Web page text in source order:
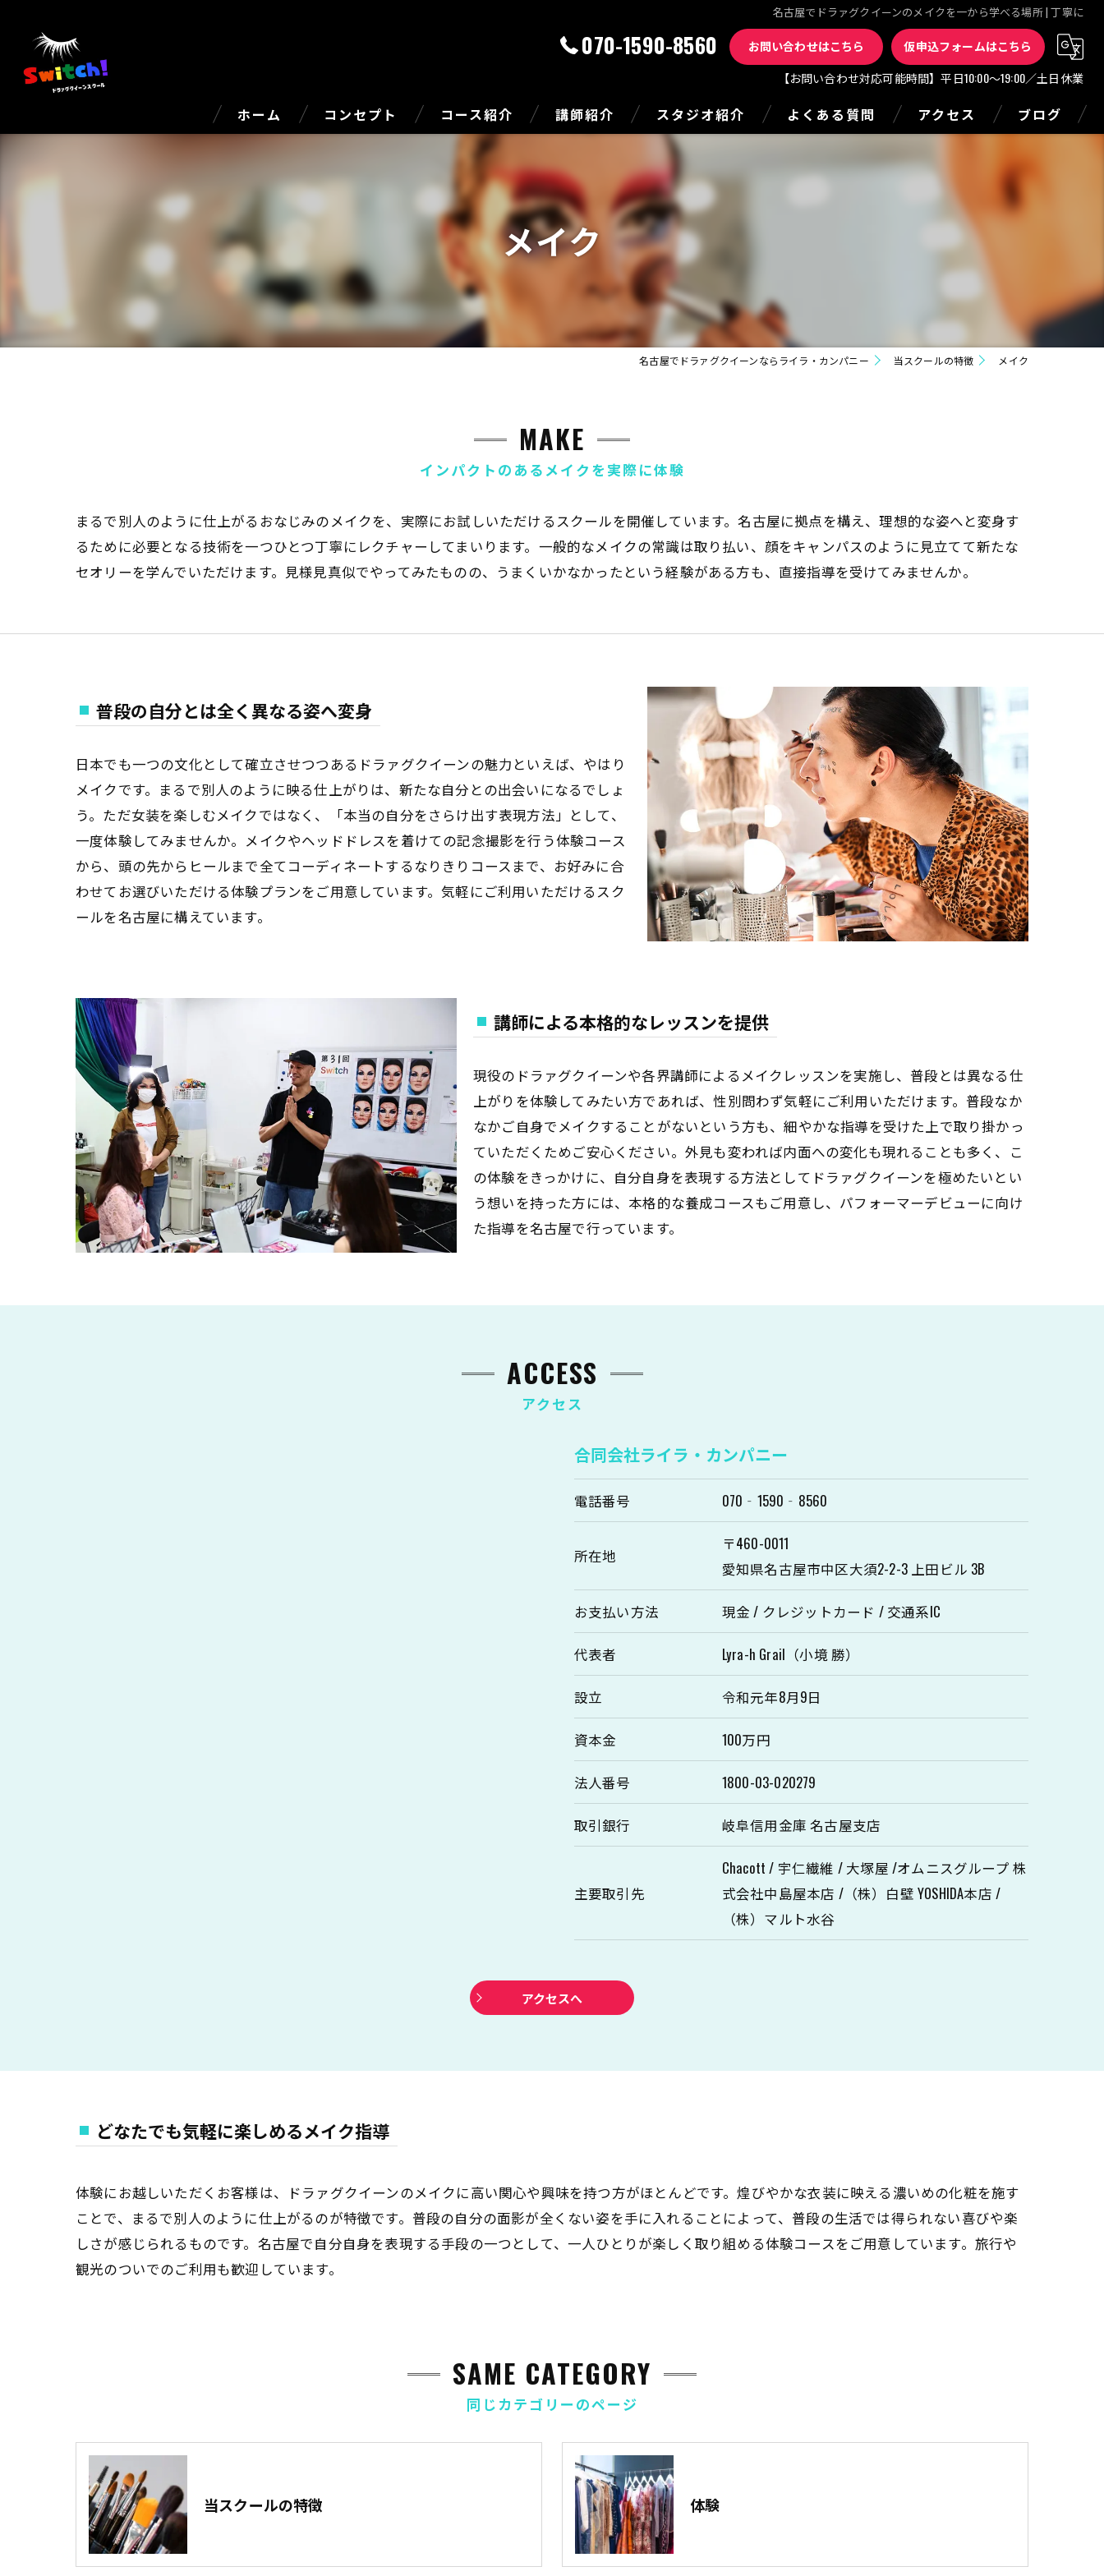
名古屋でドラァグクイーンのメイクを一から学べる場所 | 丁寧に
070-1590-8560 お問い合わせはこちら
仮申込フォームはこちら
【お問い合わせ対応可能時間】平日10:00～19:00／土日休業
ホーム コンセプト コース紹介 講師紹介 スタジオ紹介 よくある質問 アクセス ブログ
メイク
名古屋でドラァグクイーンならライラ・カンパニー 当スクールの特徴 メイク
インパクトのあるメイクを実際に体験
MAKE
まるで別人のように仕上がるおなじみのメイクを、実際にお試しいただけるスクールを開催しています。名古屋に拠点を構え、理想的な姿へと変身す
るために必要となる技術を一つひとつ丁寧にレクチャーしてまいります。一般的なメイクの常識は取り払い、顔をキャンパスのように見立てて新たな
セオリーを学んでいただけます。見様見真似でやってみたものの、うまくいかなかったという経験がある方も、直接指導を受けてみませんか。
普段の自分とは全く異なる姿へ変身
日本でも一つの文化として確立させつつあるドラァグクイーンの魅力といえば、やはり
メイクです。まるで別人のように映る仕上がりは、新たな自分との出会いになるでしょ
う。ただ女装を楽しむメイクではなく、「本当の自分をさらけ出す表現方法」として、
一度体験してみませんか。メイクやヘッドドレスを着けての記念撮影を行う体験コース
から、頭の先からヒールまで全てコーディネートするなりきりコースまで、お好みに合
わせてお選びいただける体験プランをご用意しています。気軽にご利用いただけるスク
ールを名古屋に構えています。
講師による本格的なレッスンを提供
現役のドラァグクイーンや各界講師によるメイクレッスンを実施し、普段とは異なる仕
上がりを体験してみたい方であれば、性別問わず気軽にご利用いただけます。普段なか
なかご自身でメイクすることがないという方も、細やかな指導を受けた上で取り掛かっ
ていただくためご安心ください。外見も変われば内面への変化も現れることも多く、こ
の体験をきっかけに、自分自身を表現する方法としてドラァグクイーンを極めたいとい
う想いを持った方には、本格的な養成コースもご用意し、パフォーマーデビューに向け
た指導を名古屋で行っています。
アクセス
ACCESS
合同会社ライラ・カンパニー
電話番号 070‐1590‐8560
所在地
〒460-0011
愛知県名古屋市中区大須2-2-3 上田ビル 3B
お支払い方法 現金 / クレジットカード / 交通系IC
代表者 Lyra-h Grail（小境 勝）
設立 令和元年8月9日
資本金 100万円
法人番号 1800-03-020279
取引銀行 岐阜信用金庫 名古屋支店
主要取引先
Chacott / 宇仁繊維 / 大塚屋 /オムニスグループ 株
式会社中島屋本店 /（株）白壁 YOSHIDA本店 /
（株）マルト水谷
アクセスへ
どなたでも気軽に楽しめるメイク指導
体験にお越しいただくお客様は、ドラァグクイーンのメイクに高い関心や興味を持つ方がほとんどです。煌びやかな衣装に映える濃いめの化粧を施す
ことで、まるで別人のように仕上がるのが特徴です。普段の自分の面影が全くない姿を手に入れることによって、普段の生活では得られない喜びや楽
しさが感じられるものです。名古屋で自分自身を表現する手段の一つとして、一人ひとりが楽しく取り組める体験コースをご用意しています。旅行や
観光のついでのご利用も歓迎しています。
同じカテゴリーのページ
SAME CATEGORY
当スクールの特徴 体験